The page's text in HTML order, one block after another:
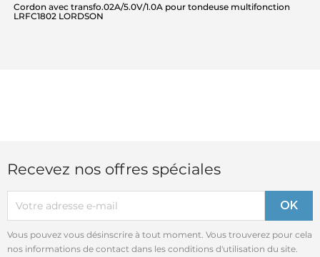
Cordon avec transfo.02A/5.0V/1.0A pour tondeuse multifonction
LRFC1802 LORDSON
Recevez nos offres spéciales
Vous pouvez vous désinscrire à tout moment. Vous trouverez pour cela
nos informations de contact dans les conditions d'utilisation du site.